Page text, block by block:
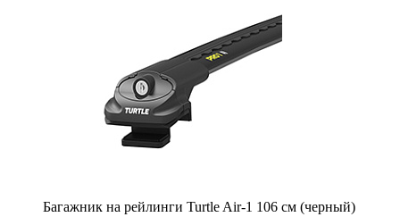
Багажник на рейлинги Turtle Air-1 106 см (черный)